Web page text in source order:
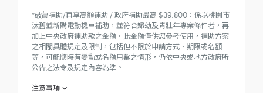
*破萬補助/再享高額補助 / 政府補助最高 $39,800：係以桃園市
汰舊並新購電動機車補助，並符合婦幼及青壯年專案條件者，再
加上中央政府補助款之金額，此金額僅供您參考使用，補助方案
之相關具體規定及限制，包括但不限於申請方式、期限或名額
等，可能隨時有變動或名額用罄之情形，仍依中央或地方政府所
公告之法令及規定內容為準。
注意事項